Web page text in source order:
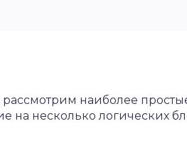
наиболее
на несколько логических